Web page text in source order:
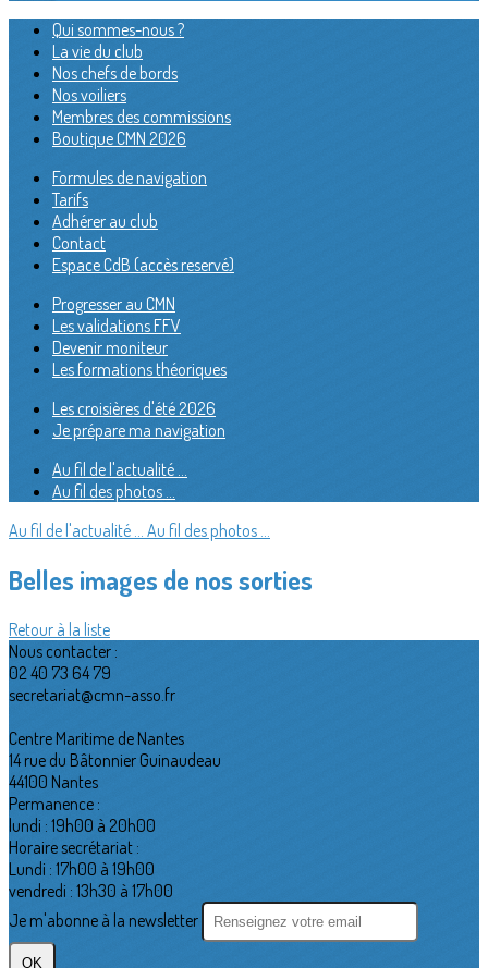
Qui sommes-nous ?
La vie du club
Nos chefs de bords
Nos voiliers
Membres des commissions
Boutique CMN 2026
Formules de navigation
Tarifs
Adhérer au club
Contact
Espace CdB (accès reservé)
Progresser au CMN
Les validations FFV
Devenir moniteur
Les formations théoriques
Les croisières d'été 2026
Je prépare ma navigation
Au fil de l'actualité ...
Au fil des photos ...
Au fil de l'actualité ... Au fil des photos ...
Belles images de nos sorties
Retour à la liste
Nous contacter :
02 40 73 64 79
secretariat@cmn-asso.fr
Centre Maritime de Nantes
14 rue du Bâtonnier Guinaudeau
44100 Nantes
Permanence :
lundi : 19h00 à 20h00
Horaire secrétariat :
Lundi : 17h00 à 19h00
vendredi : 13h30 à 17h00
Je m'abonne à la newsletter
OK